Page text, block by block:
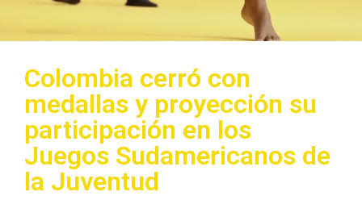
Colombia cerró con
medallas y proyección su
participación en los
Juegos Sudamericanos de
la Juventud